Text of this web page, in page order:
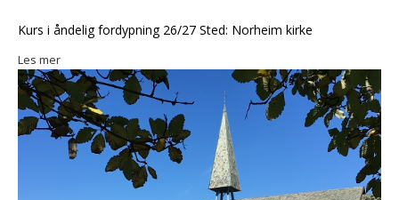
Kurs i åndelig fordypning 26/27 Sted: Norheim kirke
Les mer